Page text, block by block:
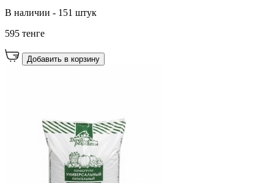
В наличии - 151 штук
595 тенге
Добавить в корзину